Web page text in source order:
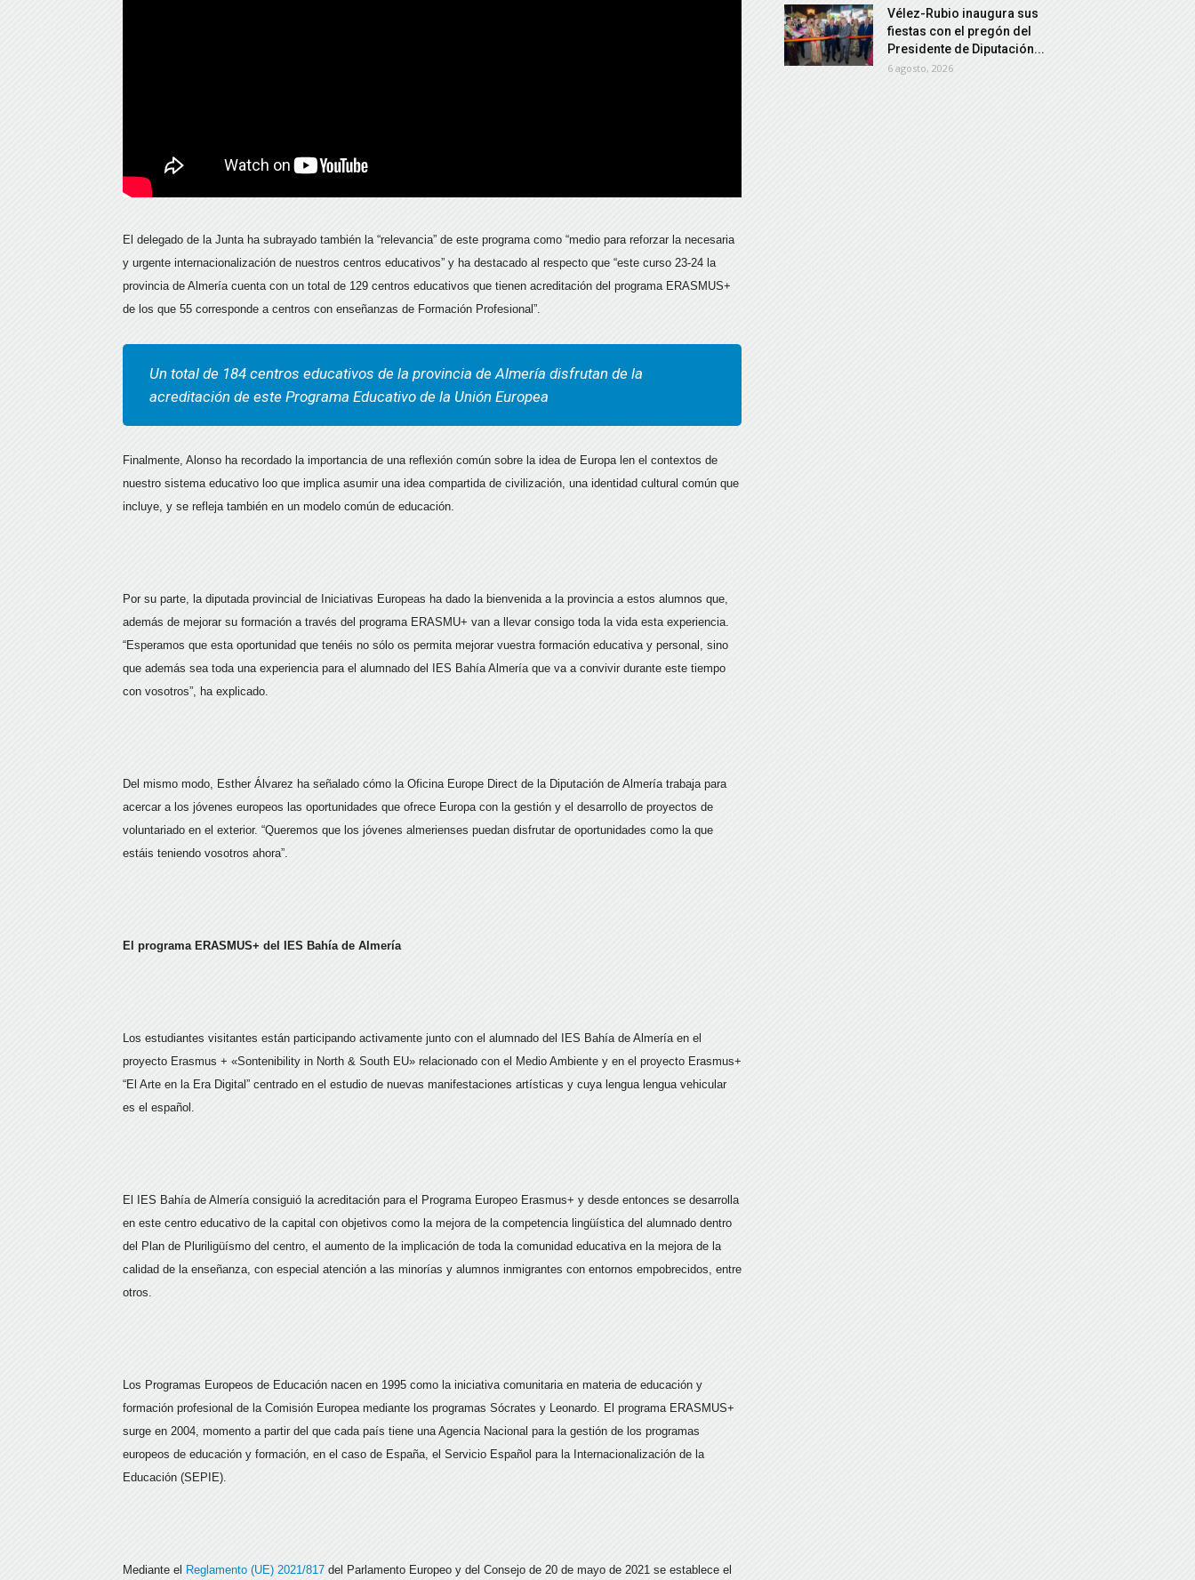
El delegado de la Junta ha subrayado también la “relevancia” de este programa como “medio para reforzar la necesaria
y urgente internacionalización de nuestros centros educativos” y ha destacado al respecto que “este curso 23-24 la
provincia de Almería cuenta con un total de 129 centros educativos que tienen acreditación del programa ERASMUS+
de los que 55 corresponde a centros con enseñanzas de Formación Profesional”.
Un total de 184 centros educativos de la provincia de Almería disfrutan de la
acreditación de este Programa Educativo de la Unión Europea
Finalmente, Alonso ha recordado la importancia de una reflexión común sobre la idea de Europa len el contextos de
nuestro sistema educativo loo que implica asumir una idea compartida de civilización, una identidad cultural común que
incluye, y se refleja también en un modelo común de educación.
Por su parte, la diputada provincial de Iniciativas Europeas ha dado la bienvenida a la provincia a estos alumnos que,
además de mejorar su formación a través del programa ERASMU+ van a llevar consigo toda la vida esta experiencia.
“Esperamos que esta oportunidad que tenéis no sólo os permita mejorar vuestra formación educativa y personal, sino
que además sea toda una experiencia para el alumnado del IES Bahía Almería que va a convivir durante este tiempo
con vosotros”, ha explicado.
Del mismo modo, Esther Álvarez ha señalado cómo la Oficina Europe Direct de la Diputación de Almería trabaja para
acercar a los jóvenes europeos las oportunidades que ofrece Europa con la gestión y el desarrollo de proyectos de
voluntariado en el exterior. “Queremos que los jóvenes almerienses puedan disfrutar de oportunidades como la que
estáis teniendo vosotros ahora”.
El programa ERASMUS+ del IES Bahía de Almería
Los estudiantes visitantes están participando activamente junto con el alumnado del IES Bahía de Almería en el
proyecto Erasmus + «Sontenibility in North & South EU» relacionado con el Medio Ambiente y en el proyecto Erasmus+
“El Arte en la Era Digital” centrado en el estudio de nuevas manifestaciones artísticas y cuya lengua lengua vehicular
es el español.
El IES Bahía de Almería consiguió la acreditación para el Programa Europeo Erasmus+ y desde entonces se desarrolla
en este centro educativo de la capital con objetivos como la mejora de la competencia lingüística del alumnado dentro
del Plan de Pluriligüísmo del centro, el aumento de la implicación de toda la comunidad educativa en la mejora de la
calidad de la enseñanza, con especial atención a las minorías y alumnos inmigrantes con entornos empobrecidos, entre
otros.
Los Programas Europeos de Educación nacen en 1995 como la iniciativa comunitaria en materia de educación y
formación profesional de la Comisión Europea mediante los programas Sócrates y Leonardo. El programa ERASMUS+
surge en 2004, momento a partir del que cada país tiene una Agencia Nacional para la gestión de los programas
europeos de educación y formación, en el caso de España, el Servicio Español para la Internacionalización de la
Educación (SEPIE).
Mediante el Reglamento (UE) 2021/817 del Parlamento Europeo y del Consejo de 20 de mayo de 2021 se establece el
Vélez-Rubio inaugura sus
fiestas con el pregón del
Presidente de Diputación...
6 agosto, 2026